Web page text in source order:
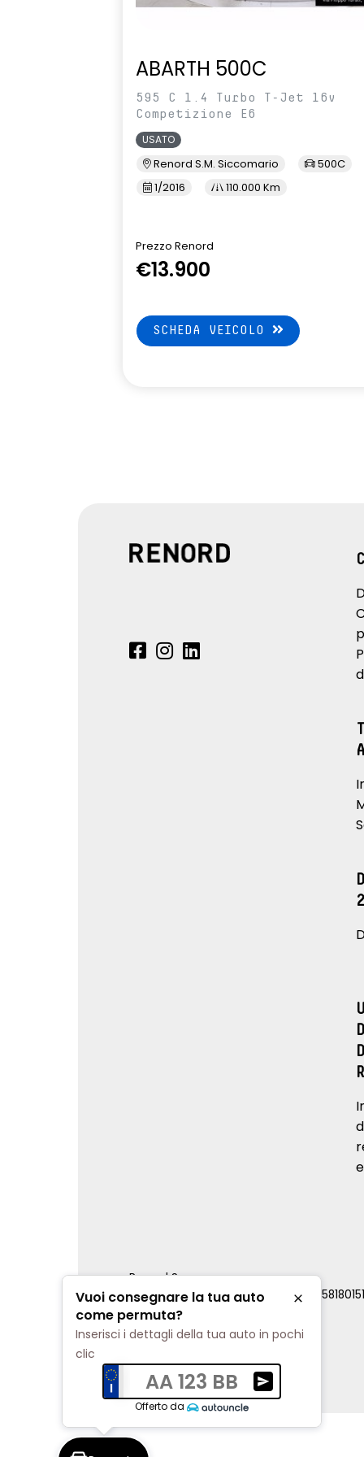
ABARTH 500C
595 C 1.4 Turbo T-Jet 16v
Competizione E6
USATO
Renord S.M. Siccomario
500C
1/2016
110.000 Km
Prezzo Renord
€13.900
SCHEDA VEICOLO
Renord S.p.a.
REA Milano 810796 | P.IVA e C.F.
Cookie Policy
Privacy Policy
Impostazioni di tracciamento
Vuoi consegnare la tua auto
come permuta?
Chiudi
Inserisci i dettagli della tua auto in pochi
clic
AA 123 BB
Ricevi una
Offerto da